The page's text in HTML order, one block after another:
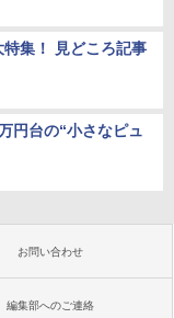
集！ 見どころ記事
円台の“小さなピュ
お問い合わせ
編集部へのご連絡